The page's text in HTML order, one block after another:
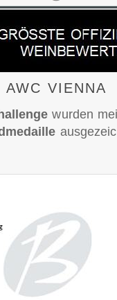
AWC VIENNA
wurden